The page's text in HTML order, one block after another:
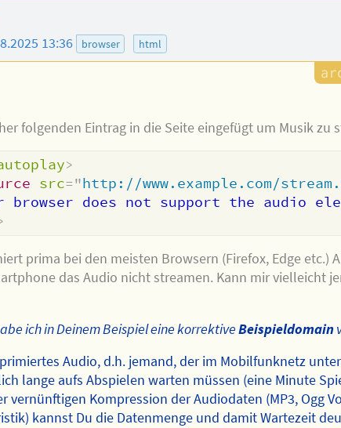
13:36 browser html
folgenden Eintrag in die Seite eingefügt um Musik zu
>
src="http://www.example.com/
prima bei den meisten Browsern (Firefox, Edge etc.)
das Audio nicht streamen. Kann mir vielleicht
ich in Deinem Beispiel eine korrektiveBeispieldomain
Audio, d.h. jemand, der im Mobilfunknetz
lange aufs Abspielen warten müssen (eine Minute
vernünftigen Kompression der Audiodaten (MP3, Ogg
kannst Du die Datenmenge und damit Wartezeit